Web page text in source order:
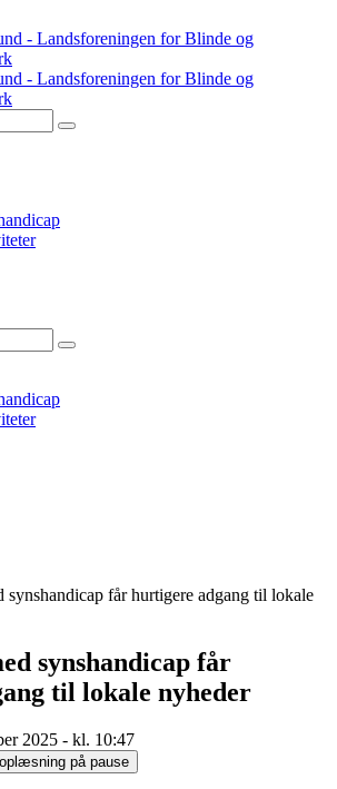
synshandicap får hurtigere adgang til lokale
synshandicap får
til lokale nyheder
2025 - kl. 10:47
på pause